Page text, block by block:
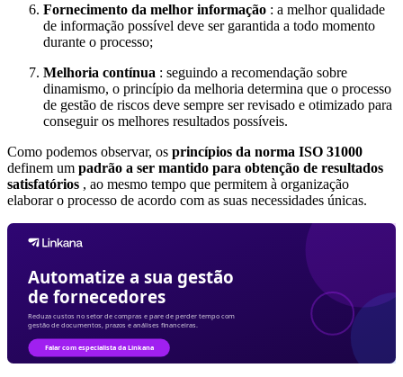
Fornecimento da melhor informação : a melhor qualidade
de informação possível deve ser garantida a todo momento
durante o processo;
Melhoria contínua : seguindo a recomendação sobre
dinamismo, o princípio da melhoria determina que o processo
de gestão de riscos deve sempre ser revisado e otimizado para
conseguir os melhores resultados possíveis.
Como podemos observar, os princípios da norma ISO 31000
definem um padrão a ser mantido para obtenção de resultados
satisfatórios , ao mesmo tempo que permitem à organização
elaborar o processo de acordo com as suas necessidades únicas.